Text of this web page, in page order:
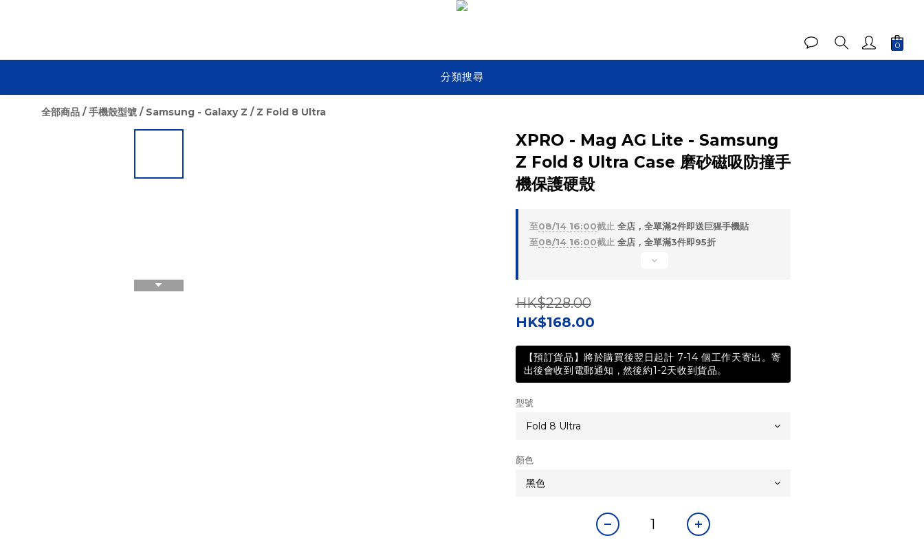
分類搜尋
全部商品 /手機殼型號 / Samsung - Galaxy Z / Z Fold 8 Ultra
XPRO - Mag AG Lite - Samsung
Z Fold 8 Ultra Case 磨砂磁吸防撞手
機保護硬殼
至08/14 16:00截止 全店，全單滿2件即送巨猩手機貼
至08/14 16:00截止 全店，全單滿3件即95折
HK$228.00
HK$168.00
【預訂貨品】將於購買後翌日起計 7-14 個工作天寄出。寄
出後會收到電郵通知 , 然後約1-2天收到貨品。
型號
顏色